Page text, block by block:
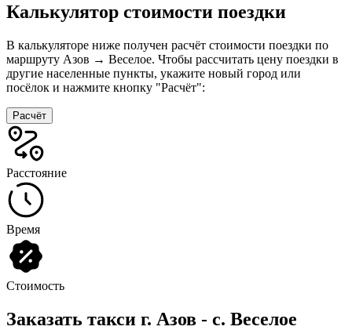
Калькулятор стоимости поездки
В калькуляторе ниже получен расчёт стоимости поездки по
маршруту Азов → Веселое. Чтобы рассчитать цену поездки в
другие населенные пункты, укажите новый город или
посёлок и нажмите кнопку "Расчёт":
Расчёт
Расстояние
Время
Стоимость
Заказать такси г. Азов - с. Веселое